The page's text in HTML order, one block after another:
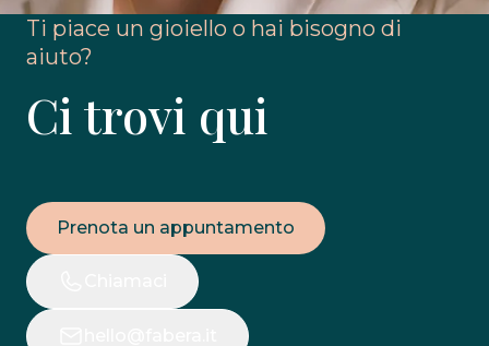
Ti piace un gioiello o hai bisogno di
aiuto?
Ci trovi qui
Prenota un appuntamento